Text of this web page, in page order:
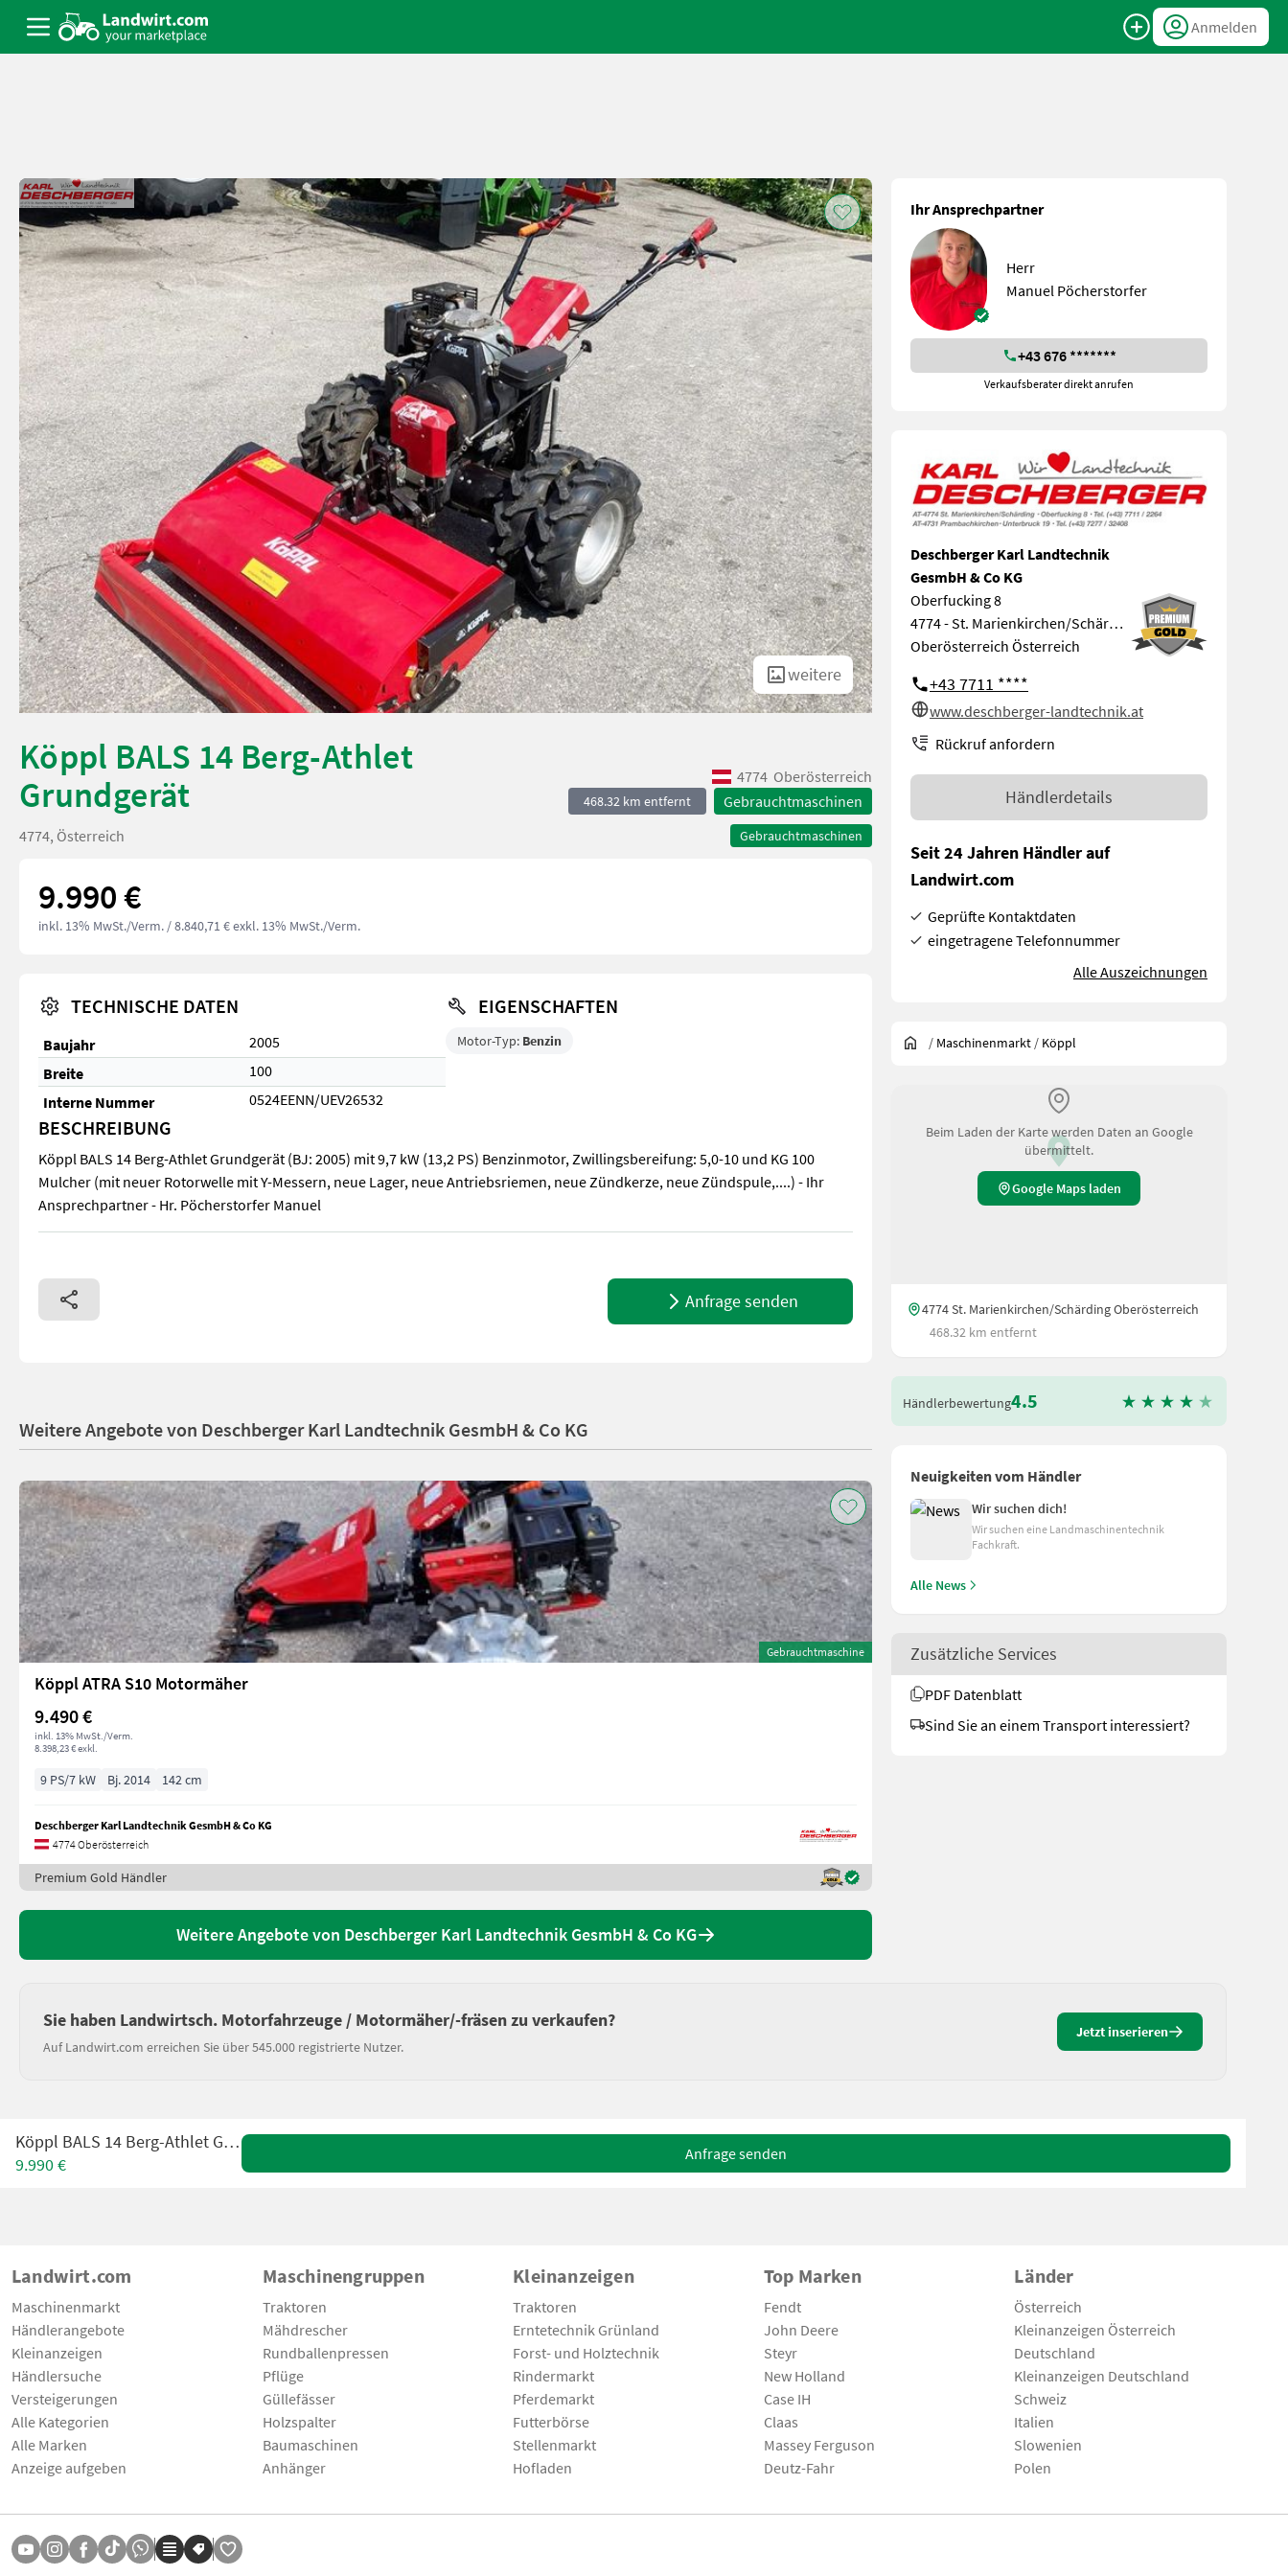
Anmelden
weitere
Köppl BALS 14 Berg-Athlet
Grundgerät
4774 Oberösterreich
468.32 km entfernt Gebrauchtmaschinen
Gebrauchtmaschinen
4774, Österreich
9.990 €
inkl. 13% MwSt./Verm. / 8.840,71 € exkl. 13% MwSt./Verm.
TECHNISCHE DATEN
Baujahr
2005
Breite
100
Interne Nummer
0524EENN/UEV26532
EIGENSCHAFTEN
Motor-Typ: Benzin
BESCHREIBUNG
Köppl BALS 14 Berg-Athlet Grundgerät (BJ: 2005) mit 9,7 kW (13,2 PS) Benzinmotor, Zwillingsbereifung: 5,0-10 und KG 100
Mulcher (mit neuer Rotorwelle mit Y-Messern, neue Lager, neue Antriebsriemen, neue Zündkerze, neue Zündspule,....) - Ihr
Ansprechpartner - Hr. Pöcherstorfer Manuel
Köppl BALS 14 Berg-Athlet Grundgerät (BJ: 2005) mit 9,7 kW (13,2 PS) Benzinmotor, Zwillingsbereifung: 5,0-10 und KG 100 Mulcher (mit neuer Rotorwelle mit Y-Messern, neue Lager, neue
Anfrage senden
Ihr Ansprechpartner
Herr
Manuel Pöcherstorfer
+43 676 *******
Verkaufsberater direkt anrufen
Deschberger Karl Landtechnik
GesmbH & Co KG
Oberfucking 8
4774 - St. Marienkirchen/Schärding
Oberösterreich Österreich
+43 7711 ****
www.deschberger-landtechnik.at
Rückruf anfordern
Händlerdetails
Seit 24 Jahren Händler auf
Landwirt.com
Geprüfte Kontaktdaten
eingetragene Telefonnummer
Alle Auszeichnungen
/ Maschinenmarkt / Köppl
Beim Laden der Karte werden Daten an Google
übermittelt.
Google Maps laden
4774 St. Marienkirchen/Schärding Oberösterreich
468.32 km entfernt
Händlerbewertung4.5
Neuigkeiten vom Händler
Wir suchen dich!
Wir suchen eine Landmaschinentechnik
Fachkraft.
Alle News
Zusätzliche Services
PDF Datenblatt
Sind Sie an einem Transport interessiert?
Weitere Angebote von Deschberger Karl Landtechnik GesmbH & Co KG
Gebrauchtmaschine
Köppl ATRA S10 Motormäher
9.490 €
inkl. 13% MwSt./Verm.
8.398,23 € exkl.
9 PS/7 kW Bj. 2014 142 cm
Deschberger Karl Landtechnik GesmbH & Co KG
4774 Oberösterreich
Premium Gold Händler
Köppl BERGTALENT BT14
14.640 €
Weitere Angebote von Deschberger Karl Landtechnik GesmbH & Co KG
Sie haben Landwirtsch. Motorfahrzeuge / Motormäher/-fräsen zu verkaufen?
Auf Landwirt.com erreichen Sie über 545.000 registrierte Nutzer.
Jetzt inserieren
Köppl BALS 14 Berg-Athlet Grundgerät
9.990 €
Anfrage senden
Landwirt.com
Maschinenmarkt
Händlerangebote
Kleinanzeigen
Händlersuche
Versteigerungen
Alle Kategorien
Alle Marken
Anzeige aufgeben
Maschinengruppen
Traktoren
Mähdrescher
Rundballenpressen
Pflüge
Güllefässer
Holzspalter
Baumaschinen
Anhänger
Kleinanzeigen
Traktoren
Erntetechnik Grünland
Forst- und Holztechnik
Rindermarkt
Pferdemarkt
Futterbörse
Stellenmarkt
Hofladen
Top Marken
Fendt
John Deere
Steyr
New Holland
Case IH
Claas
Massey Ferguson
Deutz-Fahr
Länder
Österreich
Kleinanzeigen Österreich
Deutschland
Kleinanzeigen Deutschland
Schweiz
Italien
Slowenien
Polen